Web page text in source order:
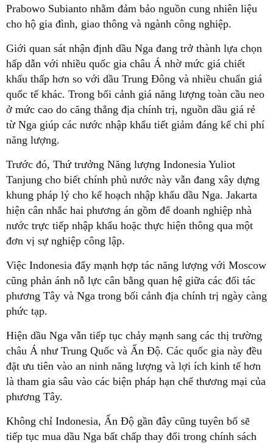
Prabowo Subianto nhằm đảm bảo nguồn cung nhiên liệu
cho hộ gia đình, giao thông và ngành công nghiệp.
Giới quan sát nhận định dầu Nga đang trở thành lựa chọn
hấp dẫn với nhiều quốc gia châu Á nhờ mức giá chiết
khấu thấp hơn so với dầu Trung Đông và nhiều chuẩn giá
quốc tế khác. Trong bối cảnh giá năng lượng toàn cầu neo
ở mức cao do căng thẳng địa chính trị, nguồn dầu giá rẻ
từ Nga giúp các nước nhập khẩu tiết giảm đáng kể chi phí
năng lượng.
Trước đó, Thứ trưởng Năng lượng Indonesia Yuliot
Tanjung cho biết chính phủ nước này vẫn đang xây dựng
khung pháp lý cho kế hoạch nhập khẩu dầu Nga. Jakarta
hiện cân nhắc hai phương án gồm để doanh nghiệp nhà
nước trực tiếp nhập khẩu hoặc thực hiện thông qua một
đơn vị sự nghiệp công lập.
Việc Indonesia đẩy mạnh hợp tác năng lượng với Moscow
cũng phản ánh nỗ lực cân bằng quan hệ giữa các đối tác
phương Tây và Nga trong bối cảnh địa chính trị ngày càng
phức tạp.
Hiện dầu Nga vẫn tiếp tục chảy mạnh sang các thị trường
châu Á như Trung Quốc và Ấn Độ. Các quốc gia này đều
đặt ưu tiên vào an ninh năng lượng và lợi ích kinh tế hơn
là tham gia sâu vào các biện pháp hạn chế thương mại của
phương Tây.
Không chỉ Indonesia, Ấn Độ gần đây cũng tuyên bố sẽ
tiếp tục mua dầu Nga bất chấp thay đổi trong chính sách